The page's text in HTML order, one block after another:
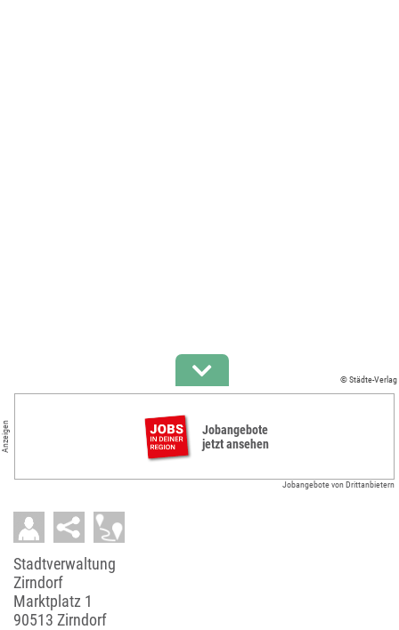
© Städte-Verlag
Anzeigen
Jobangebote
jetzt ansehen
Jobangebote von Drittanbietern
Stadtverwaltung
Zirndorf
Marktplatz 1
90513 Zirndorf